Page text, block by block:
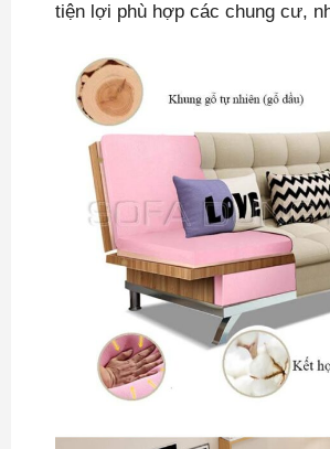
tiện lợi phù hợp các chung cư,